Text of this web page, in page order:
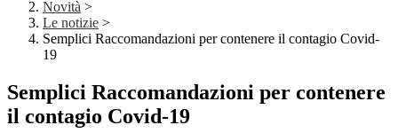
Novità >
Le notizie >
Semplici Raccomandazioni per contenere il contagio Covid-
19
Semplici Raccomandazioni per contenere
il contagio Covid-19